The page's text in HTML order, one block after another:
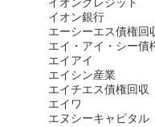
イオン銀行
エーシーエス債権回
エイ・アイ・シー債
エイアイ
エイシン産業
エイチエス債権回収
エイワ
エヌシーキャピタル